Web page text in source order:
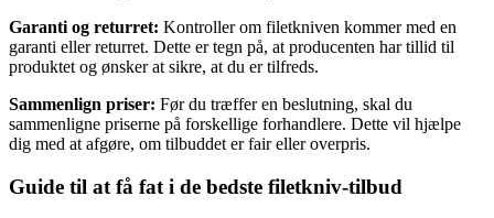
Garanti og returret: Kontroller om filetkniven kommer med en
garanti eller returret. Dette er tegn på, at producenten har tillid til
produktet og ønsker at sikre, at du er tilfreds.
Sammenlign priser: Før du træffer en beslutning, skal du
sammenligne priserne på forskellige forhandlere. Dette vil hjælpe
dig med at afgøre, om tilbuddet er fair eller overpris.
Guide til at få fat i de bedste filetkniv-tilbud